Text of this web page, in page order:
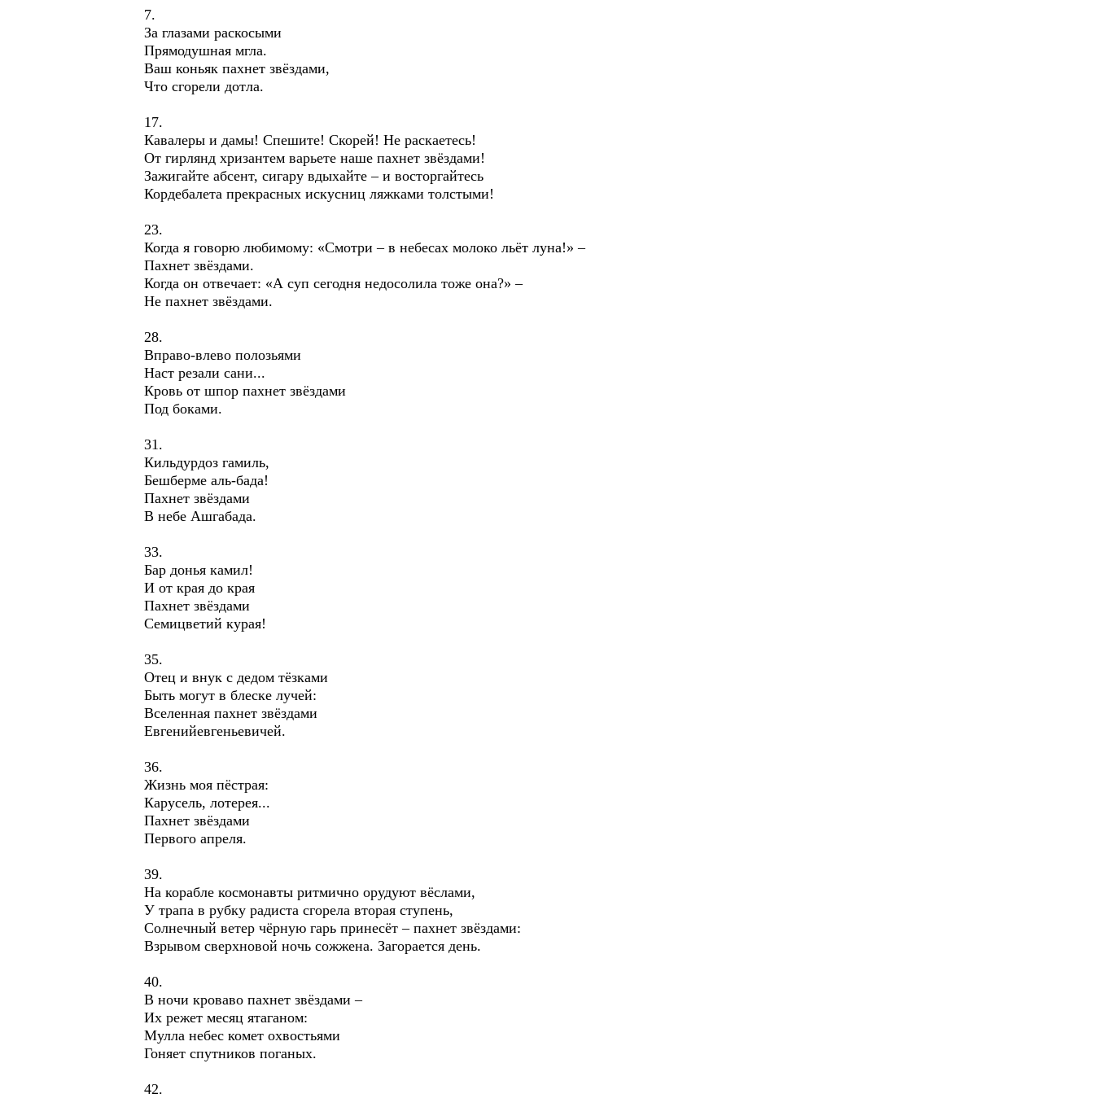
7.
За глазами раскосыми
Прямодушная мгла.
Ваш коньяк пахнет звёздами,
Что сгорели дотла.
17.
Кавалеры и дамы! Спешите! Скорей! Не раскаетесь!
От гирлянд хризантем варьете наше пахнет звёздами!
Зажигайте абсент, сигару вдыхайте – и восторгайтесь
Кордебалета прекрасных искусниц ляжками толстыми!
23.
Когда я говорю любимому: «Смотри – в небесах молоко льёт луна!» –
Пахнет звёздами.
Когда он отвечает: «А суп сегодня недосолила тоже она?» –
Не пахнет звёздами.
28.
Вправо-влево полозьями
Наст резали сани...
Кровь от шпор пахнет звёздами
Под боками.
31.
Кильдурдоз гамиль,
Бешберме аль-бада!
Пахнет звёздами
В небе Ашгабада.
33.
Бар донья камил!
И от края до края
Пахнет звёздами
Семицветий курая!
35.
Отец и внук с дедом тёзками
Быть могут в блеске лучей:
Вселенная пахнет звёздами
Евгенийевгеньевичей.
36.
Жизнь моя пёстрая:
Карусель, лотерея...
Пахнет звёздами
Первого апреля.
39.
На корабле космонавты ритмично орудуют вёслами,
У трапа в рубку радиста сгорела вторая ступень,
Солнечный ветер чёрную гарь принесёт – пахнет звёздами:
Взрывом сверхновой ночь сожжена. Загорается день.
40.
В ночи кроваво пахнет звёздами –
Их режет месяц ятаганом:
Мулла небес комет охвостьями
Гоняет спутников поганых.
42.